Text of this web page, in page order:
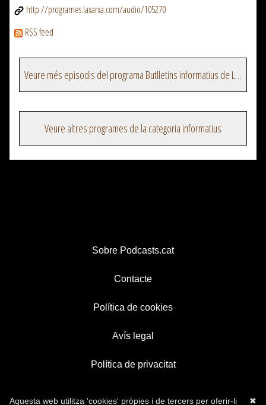
http://programes.laxarxa.com/audio/105270
RSS feed
Veure més episodis del programa Butlletins informatius de La Xarxa
Veure altres programes de la categoria informatius
Sobre Podcasts.cat
Contacte
Política de cookies
Avís legal
Política de privacitat
✖
Aquesta web utilitza 'cookies' pròpies i de tercers per oferir-li